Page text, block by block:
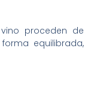
proceden de
equilibrada,